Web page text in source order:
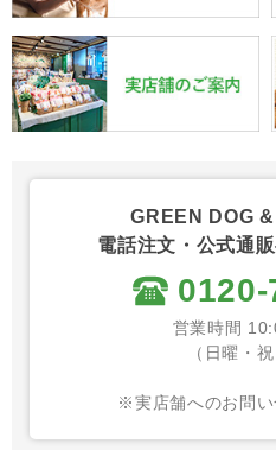
GREEN DOG
電話注文・公式通
営業時間
（日曜・
※実店舗へのお問い